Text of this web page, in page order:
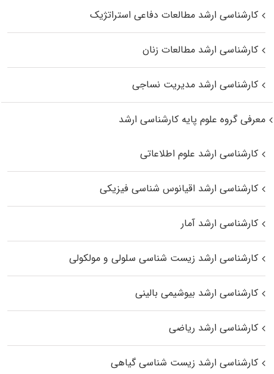
کارشناسی ارشد مطالعات دفاعی استراتژیک
کارشناسی ارشد مطالعات زنان
کارشناسی ارشد مدیریت نساجی
معرفی گروه علوم پایه کارشناسی ارشد
کارشناسی ارشد علوم اطلاعاتی
کارشناسی ارشد اقیانوس‌ شناسی فیزیکی
کارشناسی ارشد آمار
کارشناسی ارشد زیست شناسی سلولی و مولکولی
کارشناسی ارشد بیوشیمی بالینی
کارشناسی ارشد ریاضی
کارشناسی ارشد زیست‌ شناسی گیاهی